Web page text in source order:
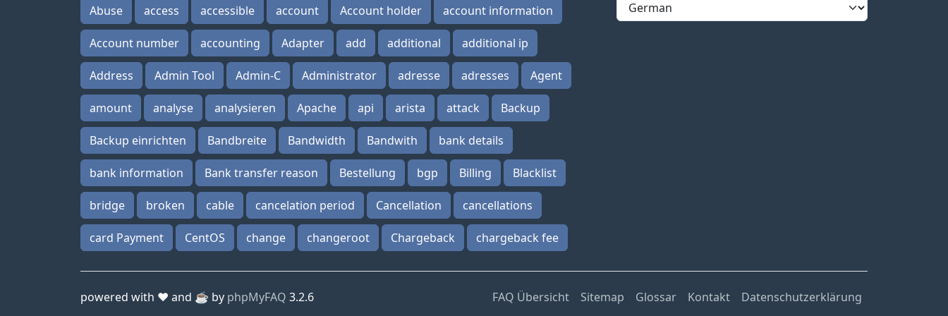
Abuse access accessible account Account holder account information
Account number accounting Adapter add additional additional ip
Address Admin Tool Admin-C Administrator adresse adresses Agent
amount analyse analysieren Apache api arista attack Backup
Backup einrichten Bandbreite Bandwidth Bandwith bank details
bank information Bank transfer reason Bestellung bgp Billing Blacklist
bridge broken cable cancelation period Cancellation cancellations
card Payment CentOS change changeroot Chargeback chargeback fee
powered with ❤️ and ☕️ by phpMyFAQ 3.2.6 FAQ Übersicht Sitemap Glossar Kontakt Datenschutzerklärung